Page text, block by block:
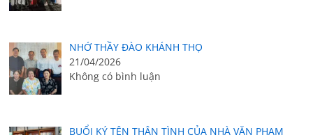
NHỚ THẦY ĐÀO KHÁNH THỌ
21/04/2026
Không có bình luận
BUỔI KÝ TÊN THÂN TÌNH CỦA NHÀ VĂN PHẠM